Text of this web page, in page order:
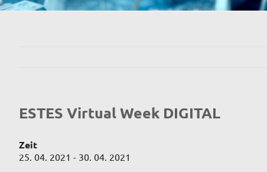
ESTES Virtual Week DIGITAL
Zeit
25. 04. 2021 - 30. 04. 2021